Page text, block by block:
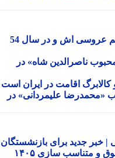
اش و در سال 54
ناصرالدین شاه» در
اقامت در ایران است
علیمردانی» در
جدید برای بازنشستگان و
سازی ۱۴۰۵